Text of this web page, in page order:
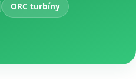
ORC turbíny